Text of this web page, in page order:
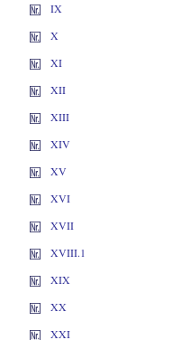
IX
X
XI
XII
XIII
XIV
XV
XVI
XVII
XVIII.1
XIX
XX
XXI